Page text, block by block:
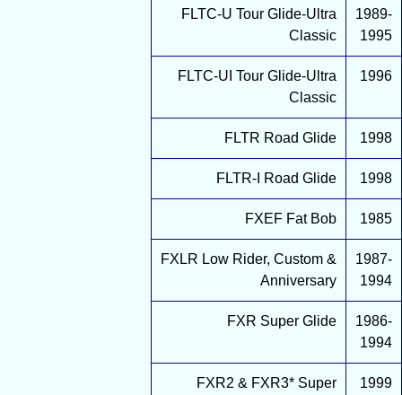
FLTC-U Tour Glide-Ultra
Classic
1989-
1995
FLTC-UI Tour Glide-Ultra
Classic
1996
FLTR Road Glide 1998
FLTR-I Road Glide 1998
FXEF Fat Bob 1985
FXLR Low Rider, Custom &
Anniversary
1987-
1994
FXR Super Glide
1986-
1994
FXR2 & FXR3* Super
1999